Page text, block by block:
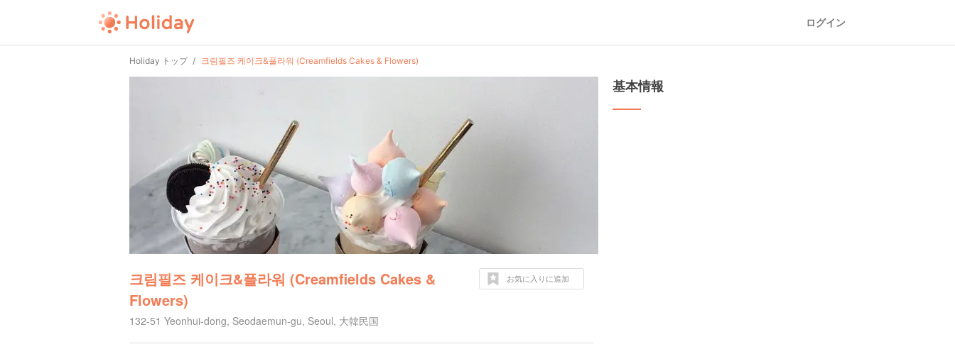
ログイン
Holiday トップ 크림필즈 케이크&플라워 (Creamfields Cakes & Flowers)
크림필즈 케이크&플라워 (Creamfields Cakes &
Flowers)
132-51 Yeonhui-dong, Seodaemun-gu, Seoul, 大韓民国
お気に入りに追加
基本情報